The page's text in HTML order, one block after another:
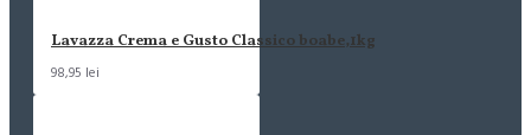
Lavazza Crema e Gusto Classico boabe,1kg
98,95 lei